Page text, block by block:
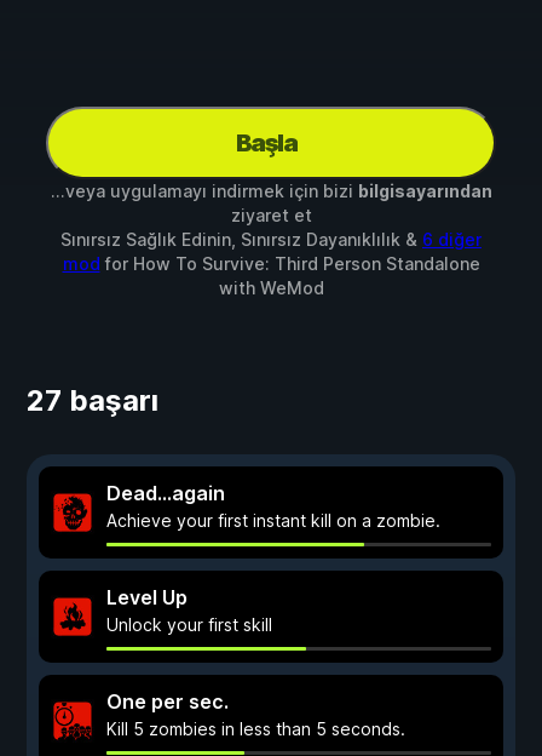
Başla
...veya uygulamayı indirmek için bizi bilgisayarından
ziyaret et
Sınırsız Sağlık Edinin, Sınırsız Dayanıklılık & 6 diğer
mod for How To Survive: Third Person Standalone
with WeMod
27 başarı
Dead…again
Achieve your first instant kill on a zombie.
Level Up
Unlock your first skill
One per sec.
Kill 5 zombies in less than 5 seconds.